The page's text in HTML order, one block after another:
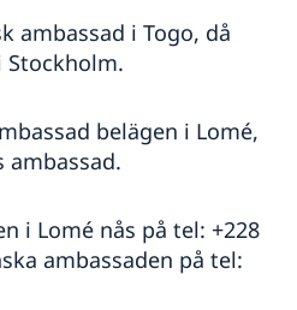
ambassad i Togo, då
Stockholm.
belägen i Lomé,
ambassad.
i Lomé nås på tel: +228
ambassaden på tel: